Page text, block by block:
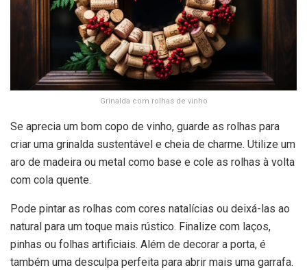
Grinalda com rolhas de vinho
Se aprecia um bom copo de vinho, guarde as rolhas para
criar uma grinalda sustentável e cheia de charme. Utilize um
aro de madeira ou metal como base e cole as rolhas à volta
com cola quente.
Pode pintar as rolhas com cores natalícias ou deixá-las ao
natural para um toque mais rústico. Finalize com laços,
pinhas ou folhas artificiais. Além de decorar a porta, é
também uma desculpa perfeita para abrir mais uma garrafa.